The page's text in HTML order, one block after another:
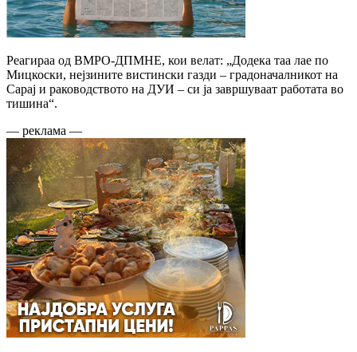
Реагираа од ВМРО-ДПМНЕ, кои велат: „Додека таа лае по
Мицкоски, нејзините вистински газди – градоначалникот на
Сарај и раководството на ДУИ – си ја завршуваат работата во
тишина“.
— реклама —